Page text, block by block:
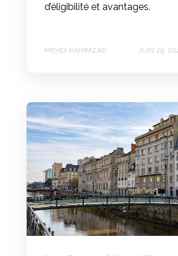
d’éligibilité et avantages.
MEHDI RAHIMZAD JUIN 29,